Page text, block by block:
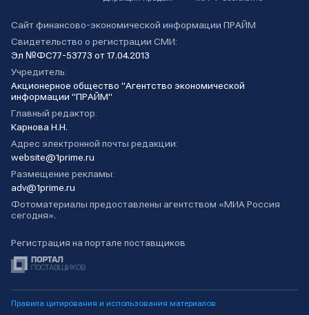
Сайт финансово-экономической информации ПРАЙМ
Свидетельство о регистрации СМИ:
Эл №ФС77-53773 от 17.04.2013
Учредитель:
Акционерное общество "Агентство экономической
информации "ПРАЙМ"
Главный редактор:
Карнова Н.Н.
Адрес электронной почты редакции:
website@1prime.ru
Размещение рекламы:
adv@1prime.ru
Фотоматериалы предоставлены агентством «МИА Россия
сегодня».
Регистрация на портале поставщиков
Правила цитирования и использования материалов